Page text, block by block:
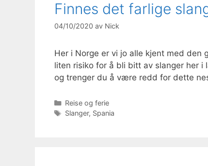
Finnes det farlige
04/10/2020 av Nick
Her i Norge er vi jo alle kjent med den
liten risiko for å bli bitt av slanger her i
og trenger du å være redd for dette
Kategorier
Reise og ferie
Stikkord
Slanger, Spania